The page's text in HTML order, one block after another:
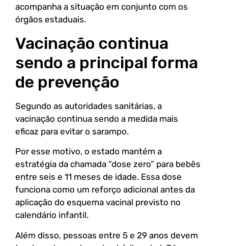
acompanha a situação em conjunto com os
órgãos estaduais.
Vacinação continua
sendo a principal forma
de prevenção
Segundo as autoridades sanitárias, a
vacinação continua sendo a medida mais
eficaz para evitar o sarampo.
Por esse motivo, o estado mantém a
estratégia da chamada “dose zero” para bebês
entre seis e 11 meses de idade. Essa dose
funciona como um reforço adicional antes da
aplicação do esquema vacinal previsto no
calendário infantil.
Além disso, pessoas entre 5 e 29 anos devem